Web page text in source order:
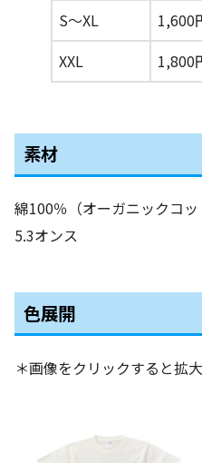
S〜XL
1,600
XXL
1,800
素材
綿100％（オーガニックコッ
5.3オンス
色展開
＊画像をクリックすると拡大